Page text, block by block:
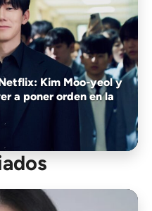
Kim Moo-yeol y
a poner orden en la